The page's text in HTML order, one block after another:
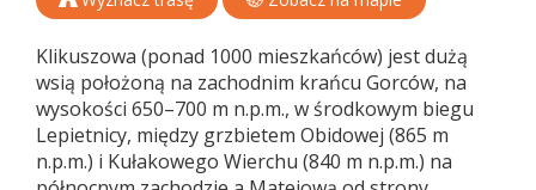
Klikuszowa (ponad 1000 mieszkańców) jest dużą
wsią położoną na zachodnim krańcu Gorców, na
wysokości 650–700 m n.p.m., w środkowym biegu
Lepietnicy, między grzbietem Obidowej (865 m
n.p.m.) i Kułakowego Wierchu (840 m n.p.m.) na